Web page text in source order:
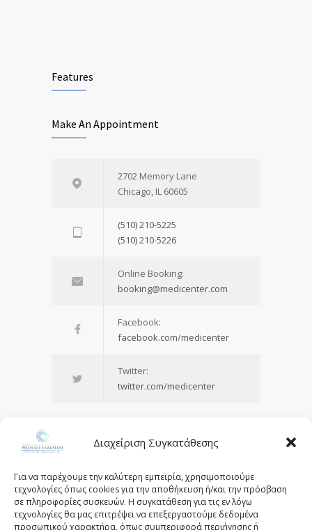
Διαχείριση Συγκατάθεσης
Για να παρέχουμε την καλύτερη εμπειρία, χρησιμοποιούμε
τεχνολογίες όπως cookies για την αποθήκευση ή/και την πρόσβαση
σε πληροφορίες συσκευών. Η συγκατάθεση για τις εν λόγω
τεχνολογίες θα μας επιτρέψει να επεξεργαστούμε δεδομένα
προσωπικού χαρακτήρα, όπως συμπεριφορά περιήγησης ή
Features
Make An Appointment
2702 Memory Lane
Chicago, IL 60605
(510) 210-5225
(510) 210-5226
Online Booking:
booking@medicenter.com
Facebook:
facebook.com/medicenter
Twitter:
twitter.com/medicenter
Being in control of your life and
having realistic expectations about
your day-to-day challenges are the
keys to stress management.